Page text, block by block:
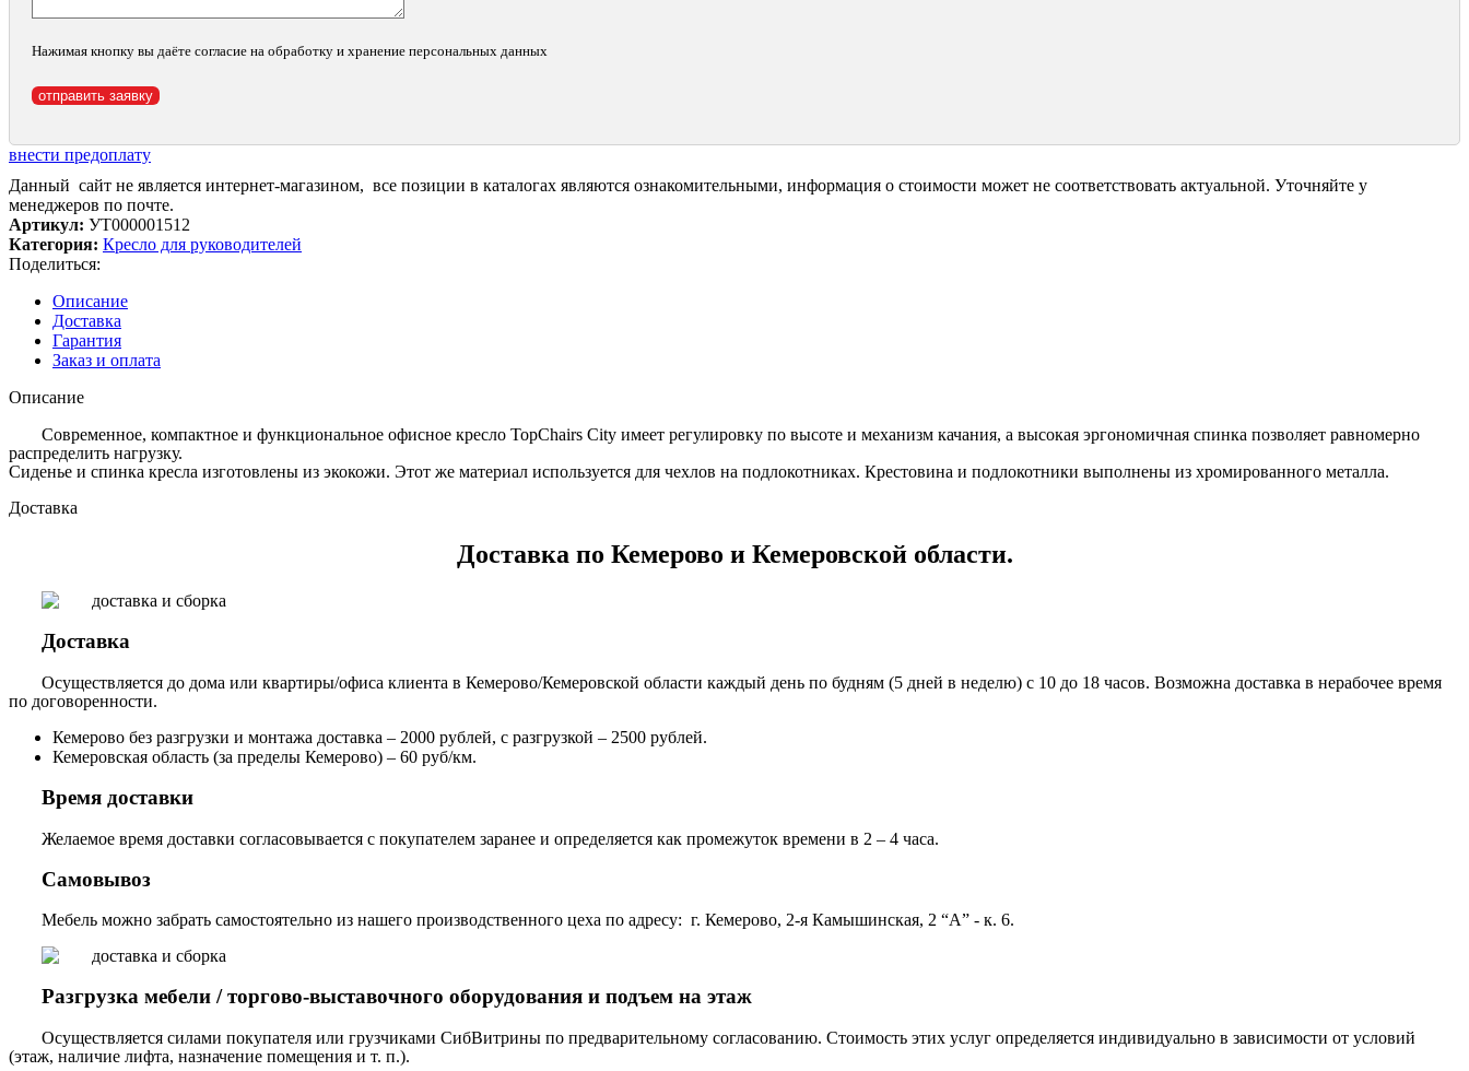
Нажимая кнопку вы даёте согласие на обработку и хранение персональных данных
внести предоплату
Данный сайт не является интернет-магазином, все позиции в каталогах являются ознакомительными, информация о стоимости может не соответствовать актуальной. Уточняйте у
менеджеров по почте.
Артикул: УТ000001512
Категория: Кресло для руководителей
Поделиться:
Описание
Доставка
Гарантия
Заказ и оплата
Описание
Современное, компактное и функциональное офисное кресло TopChairs City имеет регулировку по высоте и механизм качания, а высокая эргономичная спинка позволяет равномерно
распределить нагрузку.
Сиденье и спинка кресла изготовлены из экокожи. Этот же материал используется для чехлов на подлокотниках. Крестовина и подлокотники выполнены из хромированного металла.
Доставка
Доставка по Кемерово и Кемеровской области.
Доставка
Осуществляется до дома или квартиры/офиса клиента в Кемерово/Кемеровской области каждый день по будням (5 дней в неделю) с 10 до 18 часов. Возможна доставка в нерабочее время
по договоренности.
Кемерово без разгрузки и монтажа доставка – 2000 рублей, с разгрузкой – 2500 рублей.
Кемеровская область (за пределы Кемерово) – 60 руб/км.
Время доставки
Желаемое время доставки согласовывается с покупателем заранее и определяется как промежуток времени в 2 – 4 часа.
Самовывоз
Мебель можно забрать самостоятельно из нашего производственного цеха по адресу: г. Кемерово, 2-я Камышинская, 2 “А” - к. 6.
Разгрузка мебели / торгово-выставочного оборудования и подъем на этаж
Осуществляется силами покупателя или грузчиками СибВитрины по предварительному согласованию. Стоимость этих услуг определяется индивидуально в зависимости от условий
(этаж, наличие лифта, назначение помещения и т. п.).